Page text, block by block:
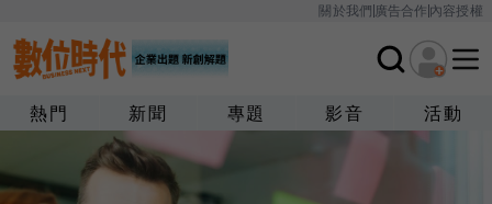
關於我們廣告合作內容授權
熱門 新聞 專題 影音 活動